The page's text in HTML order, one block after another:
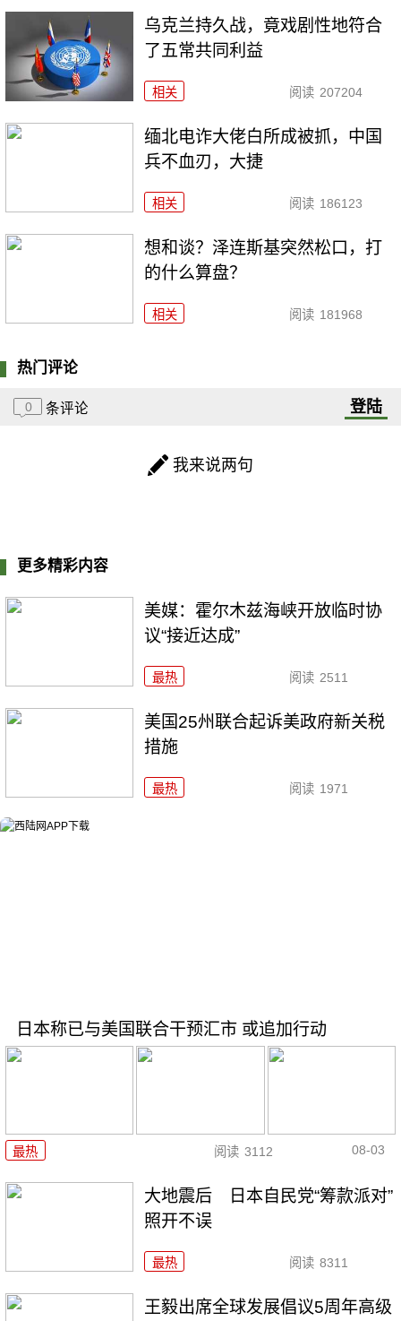
乌克兰持久战，竟戏剧性地符合
了五常共同利益
相关 阅读 207204
缅北电诈大佬白所成被抓，中国
兵不血刃，大捷
相关 阅读 186123
想和谈？泽连斯基突然松口，打
的什么算盘？
相关 阅读 181968
热门评论
0 条评论 登陆
我来说两句
更多精彩内容
美媒：霍尔木兹海峡开放临时协
议“接近达成”
最热 阅读 2511
美国25州联合起诉美政府新关税
措施
最热 阅读 1971
日本称已与美国联合干预汇市 或追加行动
最热 阅读 3112 08-03
大地震后 日本自民党“筹款派对”
照开不误
最热 阅读 8311
王毅出席全球发展倡议5周年高级